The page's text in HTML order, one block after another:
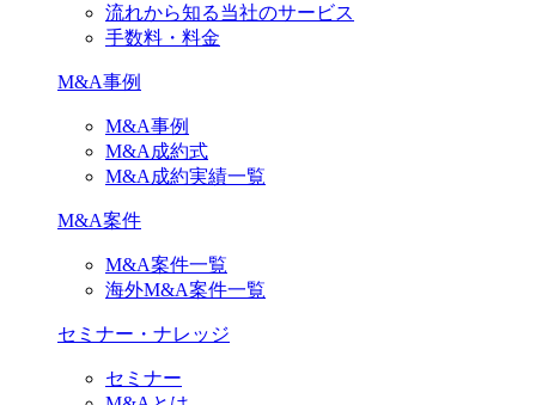
流れから知る当社のサービス
手数料・料金
M&A事例
M&A事例
M&A成約式
M&A成約実績一覧
M&A案件
M&A案件一覧
海外M&A案件一覧
セミナー・ナレッジ
セミナー